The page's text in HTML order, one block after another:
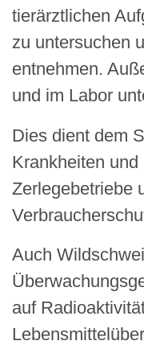
tierärztlichen
zu untersuchen
entnehmen.
und im Labor
Dies dient dem
Krankheiten
Zerlegebetriebe
Auch
auf